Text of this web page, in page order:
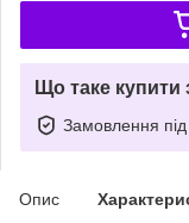
Що таке купити
Замовлення
Опис